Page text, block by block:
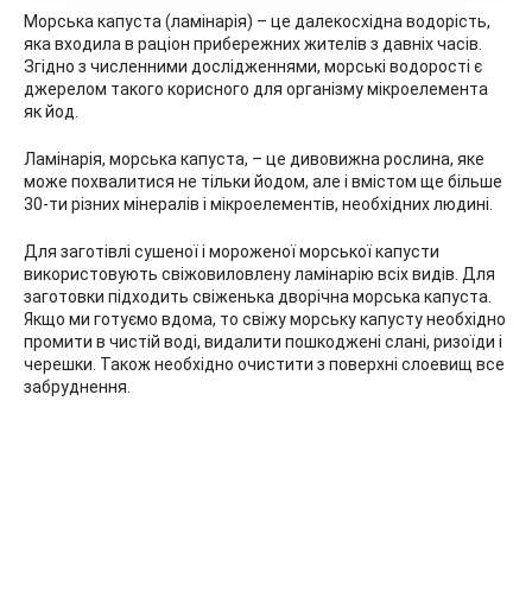
Морська капуста (ламінарія) – це далекосхідна водорість,
яка входила в раціон прибережних жителів з давніх часів.
Згідно з численними дослідженнями, морські водорості є
джерелом такого корисного для організму мікроелемента
як йод.
Ламінарія, морська капуста, – це дивовижна рослина, яке
може похвалитися не тільки йодом, але і вмістом ще більше
30-ти різних мінералів і мікроелементів, необхідних людині.
Для заготівлі сушеної і мороженої морської капусти
використовують свіжовиловлену ламінарію всіх видів. Для
заготовки підходить свіженька дворічна морська капуста.
Якщо ми готуємо вдома, то свіжу морську капусту необхідно
промити в чистій воді, видалити пошкоджені слані, ризоїди і
черешки. Також необхідно очистити з поверхні слоевищ все
забруднення.